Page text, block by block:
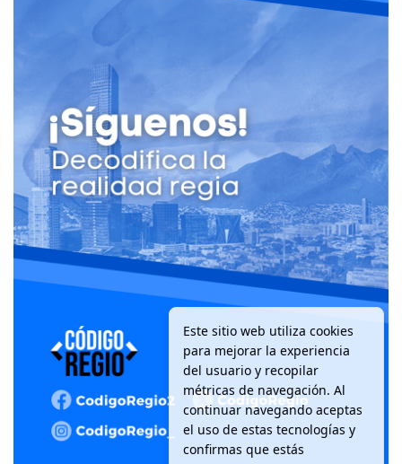
Este sitio web utiliza cookies
para mejorar la experiencia
del usuario y recopilar
métricas de navegación. Al
continuar navegando aceptas
el uso de estas tecnologías y
confirmas que estás